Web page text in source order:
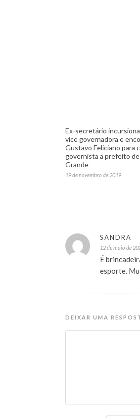
Ex-secretário
vice governadora e
Gustavo Feliciano para
governista a prefeito de
Grande
19 de novembro de 2019
SANDRA
12 de maio de
É
esporte.
DEIXAR UMA